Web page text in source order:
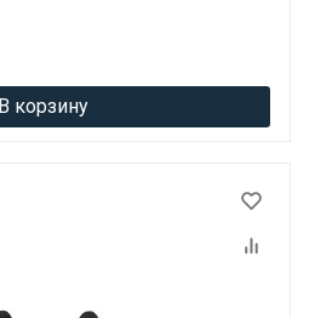
В корзину